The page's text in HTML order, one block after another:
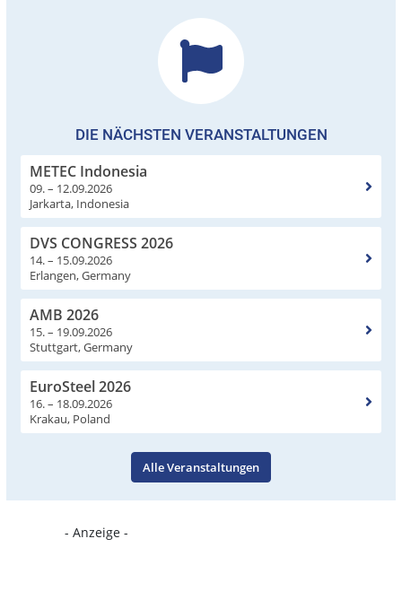
DIE NÄCHSTEN VERANSTALTUNGEN
METEC Indonesia
09. – 12.09.2026
Jarkarta, Indonesia
DVS CONGRESS 2026
14. – 15.09.2026
Erlangen, Germany
AMB 2026
15. – 19.09.2026
Stuttgart, Germany
EuroSteel 2026
16. – 18.09.2026
Krakau, Poland
Alle Veranstaltungen
- Anzeige -